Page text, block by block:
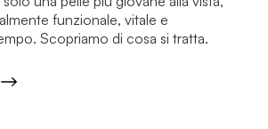
funzionale, vitale e
Scopriamo di cosa si tratta.